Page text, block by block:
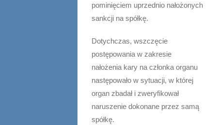
pominięciem uprzednio nałożonych
sankcji na spółkę.
Dotychczas, wszczęcie
postępowania w zakresie
nałożenia kary na członka organu
następowało w sytuacji, w której
organ zbadał i zweryfikował
naruszenie dokonane przez samą
spółkę.